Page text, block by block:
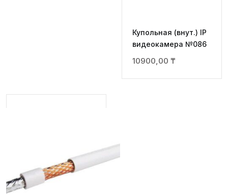
Купольная (внут.) IP
видеокамера №086
10900,00 ₸